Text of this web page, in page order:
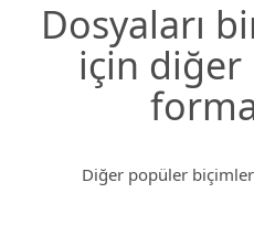
Dosyaları
için
Diğer popüler